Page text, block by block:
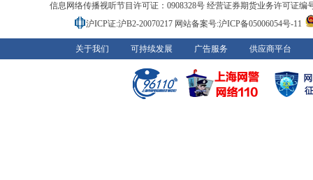
信息网络传播视听节目许可证：0908328号 经营证券期货业务许可证编
沪ICP证:沪B2-20070217 网站备案号:沪ICP备05006054号-11
关于我们 可持续发展 广告服务 供应商平台